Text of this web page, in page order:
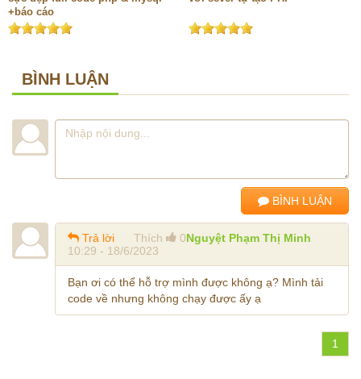
+báo cáo
BÌNH LUẬN
BÌNH LUẬN
Nguyệt Phạm Thị Minh
Trả lời Thích
0
10:29 - 18/6/2023
Bạn ơi có thể hỗ trợ mình được không ạ? Mình tải
code về nhưng không chạy được ấy ạ
1